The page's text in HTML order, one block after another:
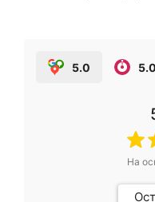
5.0 5.0
На